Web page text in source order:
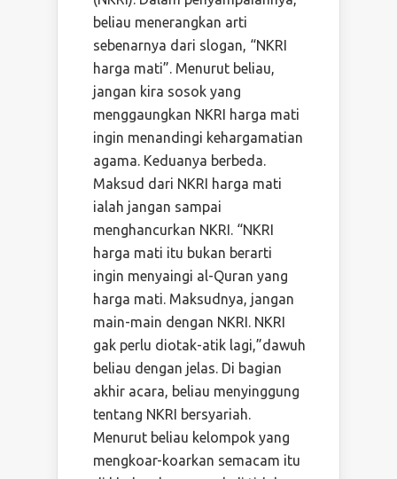
beliau menerangkan arti
sebenarnya dari slogan, “NKRI
harga mati”. Menurut beliau,
jangan kira sosok yang
menggaungkan NKRI harga mati
ingin menandingi kehargamatian
agama. Keduanya berbeda.
Maksud dari NKRI harga mati
ialah jangan sampai
menghancurkan NKRI. “NKRI
harga mati itu bukan berarti
ingin menyaingi al-Quran yang
harga mati. Maksudnya, jangan
main-main dengan NKRI. NKRI
gak perlu diotak-atik lagi,”dawuh
beliau dengan jelas. Di bagian
akhir acara, beliau menyinggung
tentang NKRI bersyariah.
Menurut beliau kelompok yang
mengkoar-koarkan semacam itu